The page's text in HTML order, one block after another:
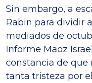
Sin embargo, a
Rabin para dividir
mediados de
Informe Maoz
constancia de que
tanta tristeza por